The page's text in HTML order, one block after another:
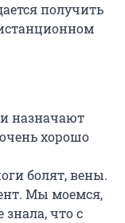
получить
назначают
хорошо
болят, вены.
Мы моемся,
что с